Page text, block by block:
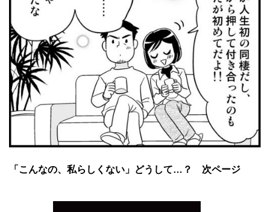
「こんなの、私らしくない」どうして…？ 次ページ